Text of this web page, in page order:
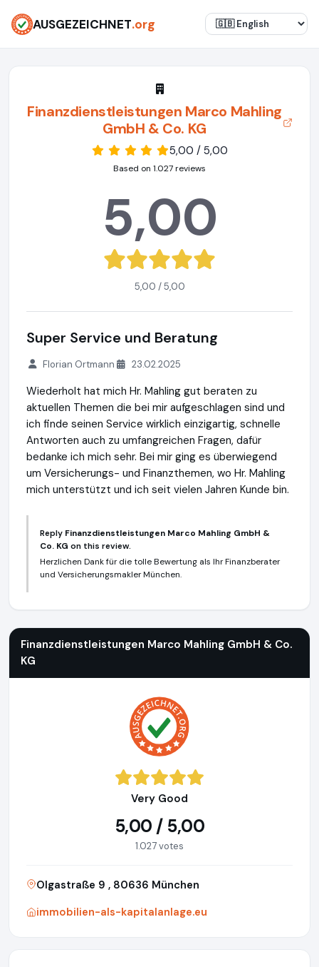
AUSGEZEICHNET.org
Finanzdienstleistungen Marco Mahling
GmbH & Co. KG
5,00 / 5,00
Based on 1.027 reviews
5,00
5,00 / 5,00
Super Service und Beratung
Florian Ortmann 23.02.2025
Wiederholt hat mich Hr. Mahling gut beraten zu
aktuellen Themen die bei mir aufgeschlagen sind und
ich finde seinen Service wirklich einzigartig, schnelle
Antworten auch zu umfangreichen Fragen, dafür
bedanke ich mich sehr. Bei mir ging es überwiegend
um Versicherungs- und Finanzthemen, wo Hr. Mahling
mich unterstützt und ich seit vielen Jahren Kunde bin.
Reply Finanzdienstleistungen Marco Mahling GmbH &
Co. KG on this review.
Herzlichen Dank für die tolle Bewertung als Ihr Finanzberater
und Versicherungsmakler München.
Finanzdienstleistungen Marco Mahling GmbH & Co.
KG
Very Good
5,00 / 5,00
1.027 votes
Olgastraße 9 , 80636 München
immobilien-als-kapitalanlage.eu